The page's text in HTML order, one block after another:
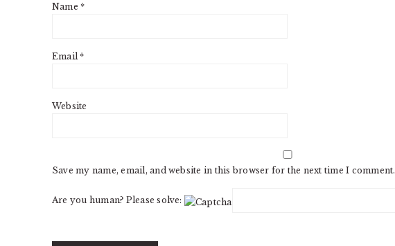
Name*
Email*
Website
Save my name, email, and website in this browser for the next time I comment.
Are you human? Please solve: